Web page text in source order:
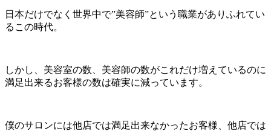
日本だけでなく世界中で”美容師”という職業がありふれてい
るこの時代。
しかし、美容室の数、美容師の数がこれだけ増えているのに
満足出来るお客様の数は確実に減っています。
僕のサロンには他店では満足出来なかったお客様、他店では